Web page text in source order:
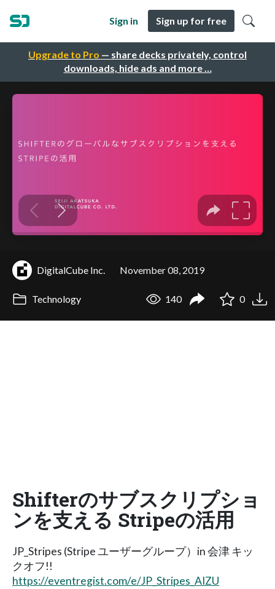
Upgrade to Pro — share decks privately, control
downloads, hide ads and more …
Sign in Sign up for free
DigitalCube Inc. November 08, 2019
Technology 140 0
Shifterのサブスクリプショ
ンを支える Stripeの活用
JP_Stripes (Stripe ユーザーグループ）in 会津 キッ
クオフ!!
https://eventregist.com/e/JP_Stripes_AIZU